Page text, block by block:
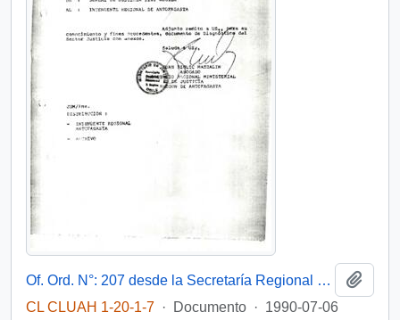
Of. Ord. N°: 207 desde la Secretaría Regional Ministerial de Justicia Región de Antofagasta, del sr. Juan Siglic Mazzalin, Abogado, Secretario Regional Ministerial, dirigida al Intendente Regional de Antofagasta
CL CLUAH 1-20-1-7 · Documento · 1990-07-06